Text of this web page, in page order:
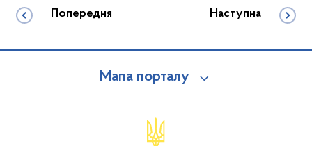
Попередня Наступна
Мапа порталу